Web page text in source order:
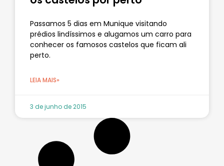
Passamos 5 dias em Munique visitando
prédios lindíssimos e alugamos um carro para
conhecer os famosos castelos que ficam ali
perto.
LEIA MAIS»
3 de junho de 2015